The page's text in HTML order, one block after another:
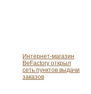
Интернет-магазин
BeFactory открыл
сеть пунктов выдачи
заказов